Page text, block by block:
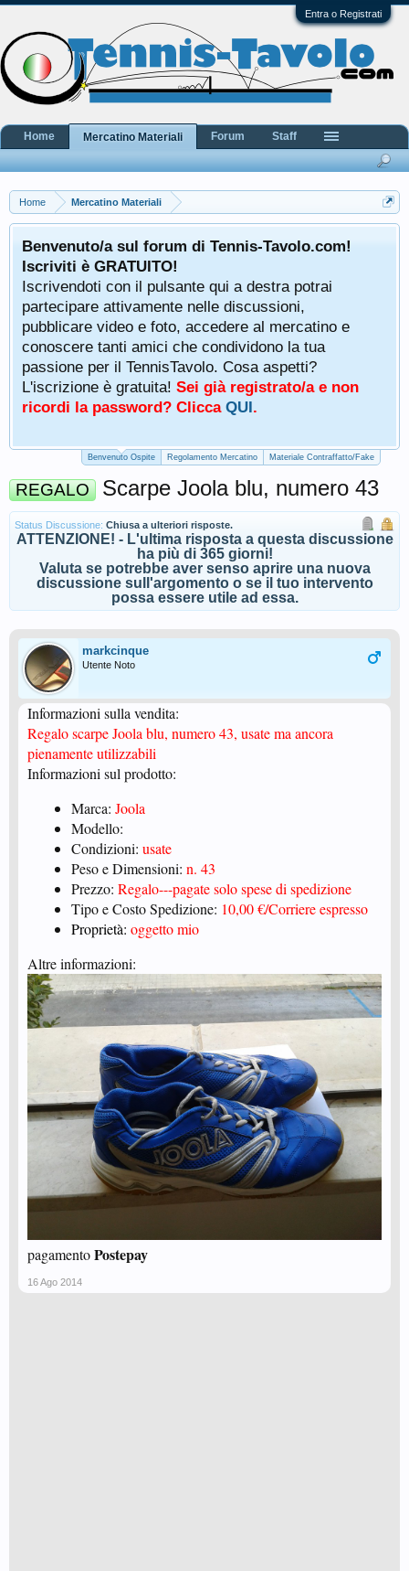
Entra o Registrati
Home Mercatino Materiali
Benvenuto/a sul forum di Tennis-Tavolo.com!
Iscriviti è GRATUITO!
Iscrivendoti con il pulsante qui a destra potrai
partecipare attivamente nelle discussioni,
pubblicare video e foto, accedere al mercatino e
conoscere tanti amici che condividono la tua
passione per il TennisTavolo. Cosa aspetti?
L'iscrizione è gratuita! Sei già registrato/a e non
ricordi la password? Clicca QUI.
Benvenuto Ospite Regolamento Mercatino Materiale Contraffatto/Fake
REGALO Scarpe Joola blu, numero 43
Status Discussione: Chiusa a ulteriori risposte.
ATTENZIONE! - L'ultima risposta a questa discussione
ha più di 365 giorni!
Valuta se potrebbe aver senso aprire una nuova
discussione sull'argomento o se il tuo intervento
possa essere utile ad essa.
markcinque
Utente Noto
Informazioni sulla vendita:
Regalo scarpe Joola blu, numero 43, usate ma ancora
pienamente utilizzabili
Informazioni sul prodotto:
Marca: Joola
Modello:
Condizioni: usate
Peso e Dimensioni: n. 43
Prezzo: Regalo---pagate solo spese di spedizione
Tipo e Costo Spedizione: 10,00 €/Corriere espresso
Proprietà: oggetto mio
Altre informazioni:
pagamentoPostepay
16 Ago 2014
Home Mercatino Materiali Forum Staff